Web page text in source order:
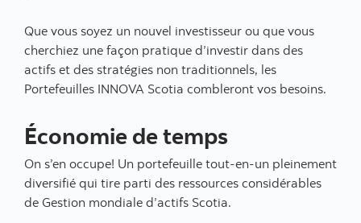
Que vous soyez un nouvel investisseur ou que vous
cherchiez une façon pratique d’investir dans des
actifs et des stratégies non traditionnels, les
Portefeuilles INNOVA Scotia combleront vos besoins.
Économie de temps
On s’en occupe! Un portefeuille tout-en-un pleinement
diversifié qui tire parti des ressources considérables
de Gestion mondiale d’actifs Scotia.